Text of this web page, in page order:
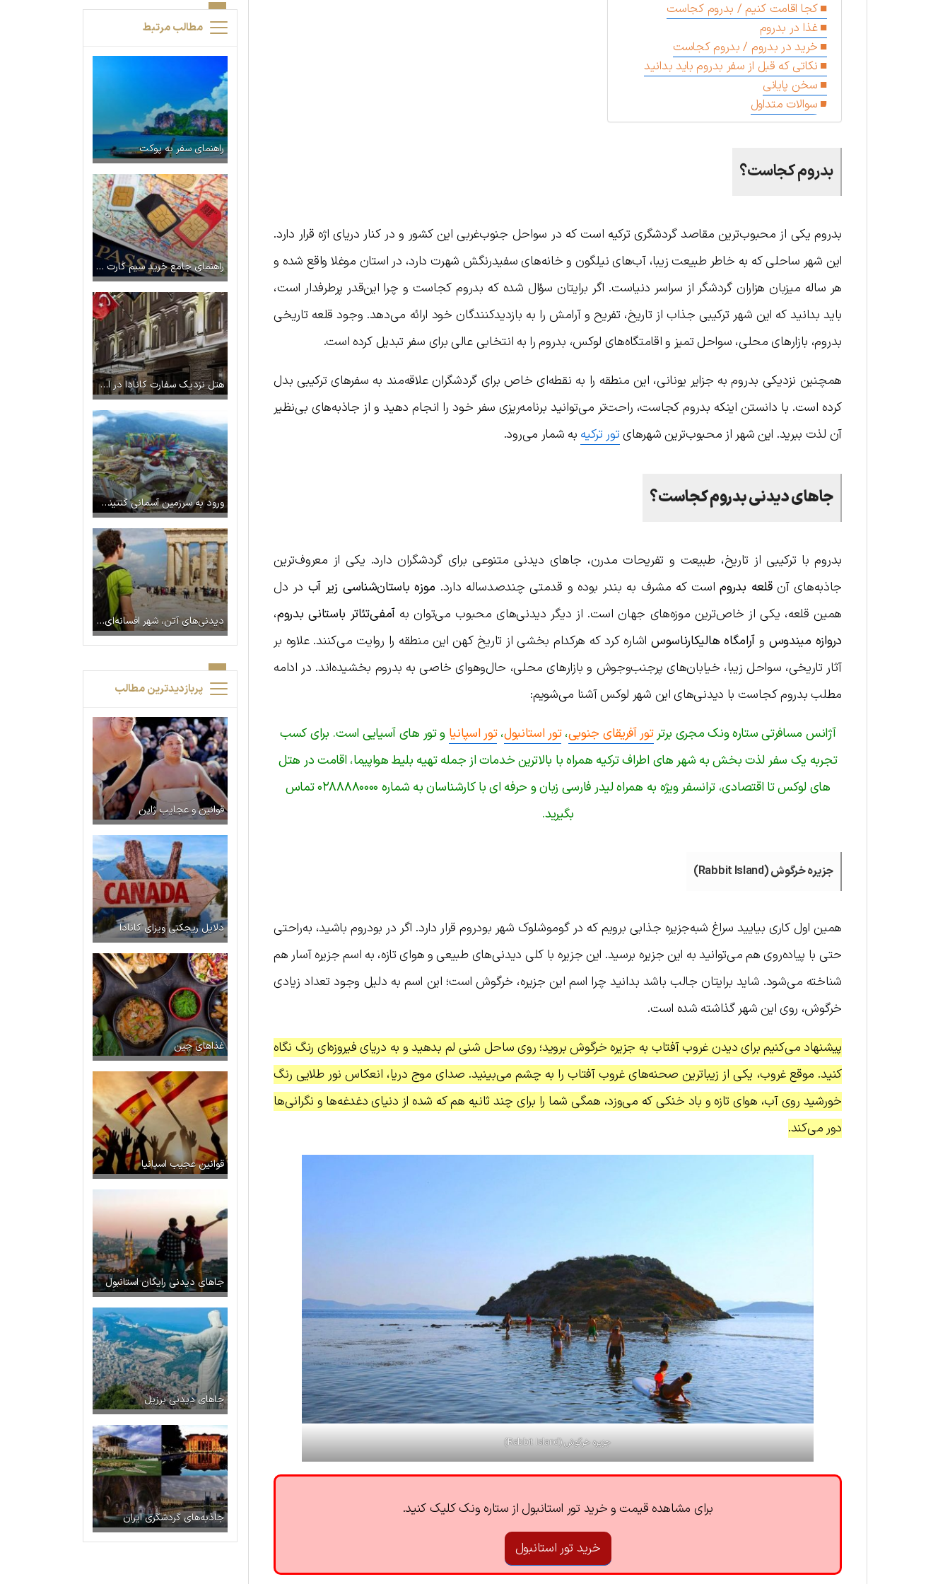
کجا اقامت کنیم / بدروم کجاست
غذا در بدروم
خرید در بدروم / بدروم کجاست
نکاتی که قبل از سفر بدروم باید بدانید
سخن پایانی
سوالات متداول
بدروم کجاست؟
بدروم یکی از محبوب‌ترین مقاصد گردشگری ترکیه است که در سواحل جنوب‌غربی این کشور و در کنار دریای اژه قرار دارد.
این شهر ساحلی که به خاطر طبیعت زیبا، آب‌های نیلگون و خانه‌های سفیدرنگش شهرت دارد، در استان موغلا واقع شده و
هر ساله میزبان هزاران گردشگر از سراسر دنیاست. اگر برایتان سؤال شده که بدروم کجاست و چرا این‌قدر پرطرفدار است،
باید بدانید که این شهر ترکیبی جذاب از تاریخ، تفریح و آرامش را به بازدیدکنندگان خود ارائه می‌دهد. وجود قلعه تاریخی
بدروم، بازارهای محلی، سواحل تمیز و اقامتگاه‌های لوکس، بدروم را به انتخابی عالی برای سفر تبدیل کرده است.
همچنین نزدیکی بدروم به جزایر یونانی، این منطقه را به نقطه‌ای خاص برای گردشگران علاقه‌مند به سفرهای ترکیبی بدل
کرده است. با دانستن اینکه بدروم کجاست، راحت‌تر می‌توانید برنامه‌ریزی سفر خود را انجام دهید و از جاذبه‌های بی‌نظیر
آن لذت ببرید. این شهر از محبوب‌ترین شهرهایتور ترکیه به شمار می‌رود.
جاهای دیدنی بدروم کجاست؟
بدروم با ترکیبی از تاریخ، طبیعت و تفریحات مدرن، جاهای دیدنی متنوعی برای گردشگران دارد. یکی از معروف‌ترین
جاذبه‌های آنقلعه بدروماست که مشرف به بندر بوده و قدمتی چندصدساله دارد. موزه باستان‌شناسی زیر آب در دل
همین قلعه، یکی از خاص‌ترین موزه‌های جهان است. از دیگر دیدنی‌های محبوب می‌توان بهآمفی‌تئاتر باستانی بدروم،
دروازه میندوس و آرامگاه هالیکارناسوس اشاره کرد که هرکدام بخشی از تاریخ کهن این منطقه را روایت می‌کنند. علاوه بر
آثار تاریخی، سواحل زیبا، خیابان‌های پرجنب‌وجوش و بازارهای محلی، حال‌وهوای خاصی به بدروم بخشیده‌اند. در ادامه
مطلب بدروم کجاست با دیدنی‌های این شهر لوکس آشنا می‌شویم:
آژانس مسافرتی ستاره ونک مجری برترتور آفریقای جنوبی،تور استانبول،تور اسپانیا و تور های آسیایی است. برای کسب
تجربه یک سفر لذت بخش به شهر های اطراف ترکیه همراه با بالاترین خدمات از جمله تهیه بلیط هواپیما، اقامت در هتل
های لوکس تا اقتصادی، ترانسفر ویژه به همراه لیدر فارسی زبان و حرفه ای با کارشناسان به شماره ۰۲۸۸۸۸۰۰۰۰ تماس
بگیرید.
جزیره خرگوش (Rabbit Island)
همین اول کاری بیایید سراغ شبه‌جزیره جذابی برویم که در گوموشلوک شهر بودروم قرار دارد. اگر در بودروم باشید، به‌راحتی
حتی با پیاده‌روی هم می‌توانید به این جزیره برسید. این جزیره با کلی دیدنی‌های طبیعی و هوای تازه، به اسم جزیره آسار هم
شناخته می‌شود. شاید برایتان جالب باشد بدانید چرا اسم این جزیره، خرگوش است؛ این اسم به دلیل وجود تعداد زیادی
خرگوش، روی این شهر گذاشته شده است.
پیشنهاد می‌کنیم برای دیدن غروب آفتاب به جزیره خرگوش بروید؛ روی ساحل شنی لم بدهید و به دریای فیروزه‌ای رنگ نگاه
کنید. موقع غروب، یکی از زیباترین صحنه‌های غروب آفتاب را به چشم می‌بینید. صدای موج دریا، انعکاس نور طلایی رنگ
خورشید روی آب، هوای تازه و باد خنکی که می‌وزد، همگی شما را برای چند ثانیه هم که شده از دنیای دغدغه‌ها و نگرانی‌ها
دور می‌کند.
جزیره خرگوش (Rabbit Island)
برای مشاهده قیمت و خرید تور استانبول از ستاره ونک کلیک کنید.
خرید تور استانبول
مطالب مرتبط
راهنمای سفر به پوکت
راهنمای جامع خرید سیم کارت های دائمی و توریستی در ترکیه ۲۰۲۴ + قیمت سیم کارت
هتل نزدیک سفارت کانادا در استانبول
ورود به سرزمین آسمانی گنتینگ؛ مالزی
دیدنی‌های آتن، شهر افسانه‌ای یونان
پربازدیدترین مطالب
قوانین و عجایب ژاپن
دلایل ریجکتی ویزای کانادا
غذاهای چین
قوانین عجیب اسپانیا
جاهای دیدنی رایگان استانبول
جاهای دیدنی برزیل
جاذبه‌های گردشگری ایران